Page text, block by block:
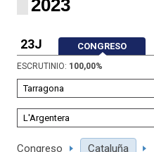
2023
23J CONGRESO
ESCRUTINIO: 100,00%
Congreso Cataluña